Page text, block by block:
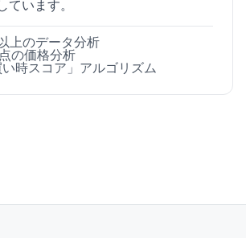
ています。
上のデータ分析
の価格分析
時スコア」アルゴリズム